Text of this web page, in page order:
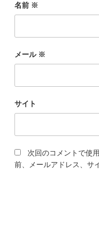
名前 ※
メール ※
サイト
次回のコメントで使
前、メールアドレス、サ